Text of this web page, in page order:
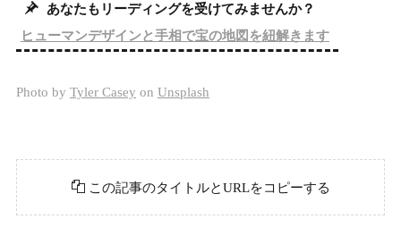
あなたもリーディングを受けてみませんか？
ヒューマンデザインと手相で宝の地図を紐解きます
Photo by Tyler Casey on Unsplash
この記事のタイトルとURLをコピーする